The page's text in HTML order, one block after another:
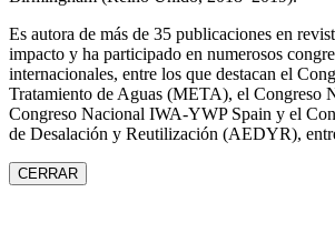
Es autora de más de 35 publicaciones en
impacto y ha participado en numerosos
internacionales, entre los que destacan el
Tratamiento de Aguas (META), el Congreso
Congreso Nacional IWA‑YWP Spain y el
de Desalación y Reutilización (AEDYR),
CERRAR